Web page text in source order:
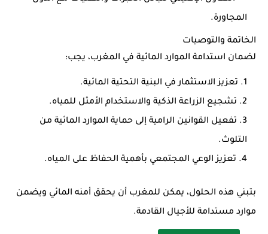
المجاورة.
الخاتمة والتوصيات
لضمان استدامة الموارد المائية في المغرب، يجب:
تعزيز الاستثمار في البنية التحتية المائية.
تشجيع الزراعة الذكية والاستخدام الأمثل للمياه.
تفعيل القوانين الرامية إلى حماية الموارد المائية من
التلوث.
تعزيز الوعي المجتمعي بأهمية الحفاظ على المياه.
بتبني هذه الحلول، يمكن للمغرب أن يحقق أمنه المائي ويضمن
موارد مستدامة للأجيال القادمة.